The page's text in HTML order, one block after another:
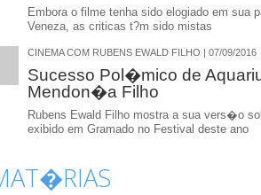
Embora o filme tenha sido elogiado em sua
Veneza, as criticas t?m sido mistas
CINEMA COM RUBENS EWALD FILHO | 07/09/2016
Sucesso Pol�mico de
Mendon�a Filho
Rubens Ewald Filho mostra a sua vers�o
exibido em Gramado no Festival deste ano